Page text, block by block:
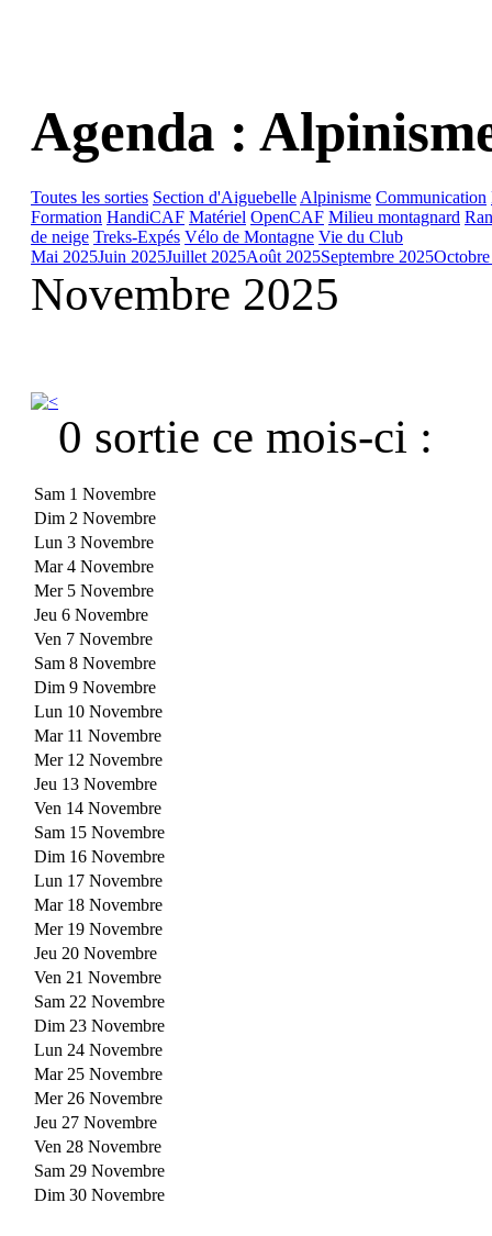
Agenda :
Toutes les sorties Section d'Aiguebelle Alpinisme Communication
Formation HandiCAF Matériel OpenCAF Milieu montagnard
de neige Treks-Expés Vélo de Montagne Vie du Club
Mai 2025Juin 2025Juillet 2025Août 2025Septembre 2025
Novembre 2025
0 sortie ce mois-ci :
Sam 1 Novembre
Dim 2 Novembre
Lun 3 Novembre
Mar 4 Novembre
Mer 5 Novembre
Jeu 6 Novembre
Ven 7 Novembre
Sam 8 Novembre
Dim 9 Novembre
Lun 10 Novembre
Mar 11 Novembre
Mer 12 Novembre
Jeu 13 Novembre
Ven 14 Novembre
Sam 15 Novembre
Dim 16 Novembre
Lun 17 Novembre
Mar 18 Novembre
Mer 19 Novembre
Jeu 20 Novembre
Ven 21 Novembre
Sam 22 Novembre
Dim 23 Novembre
Lun 24 Novembre
Mar 25 Novembre
Mer 26 Novembre
Jeu 27 Novembre
Ven 28 Novembre
Sam 29 Novembre
Dim 30 Novembre